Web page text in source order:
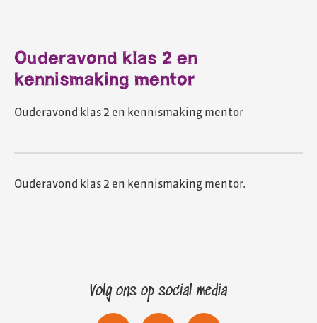
Ouderavond klas 2 en
kennismaking mentor
Ouderavond klas 2 en kennismaking mentor
Ouderavond klas 2 en kennismaking mentor.
Volg ons op social media